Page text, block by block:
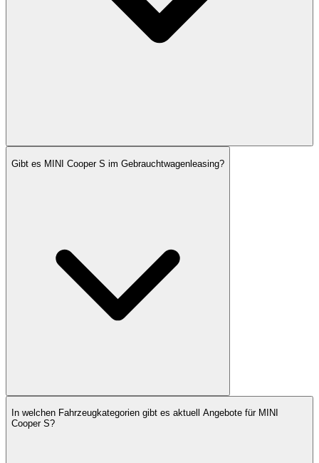
Gibt es MINI Cooper S im Gebrauchtwagenleasing?
In welchen Fahrzeugkategorien gibt es aktuell Angebote für MINI
Cooper S?